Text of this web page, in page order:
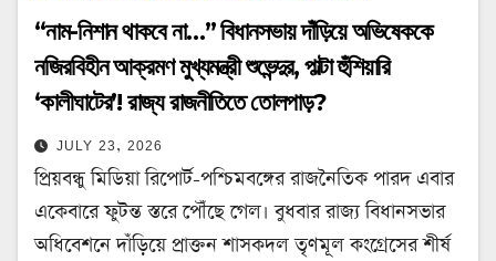
“নাম-নিশান থাকবে না…” বিধানসভায় দাঁড়িয়ে অভিষেককে
নজিরবিহীন আক্রমণ মুখ্যমন্ত্রী শুভেন্দুর, পাল্টা হুঁশিয়ারি
‘কালীঘাটের’! রাজ্য রাজনীতিতে তোলপাড়?
JULY 23, 2026
প্রিয়বন্ধু মিডিয়া রিপোর্ট-পশ্চিমবঙ্গের রাজনৈতিক পারদ এবার
একেবারে ফুটন্ত স্তরে পৌঁছে গেল। বুধবার রাজ্য বিধানসভার
অধিবেশনে দাঁড়িয়ে প্রাক্তন শাসকদল তৃণমূল কংগ্রেসের শীর্ষ